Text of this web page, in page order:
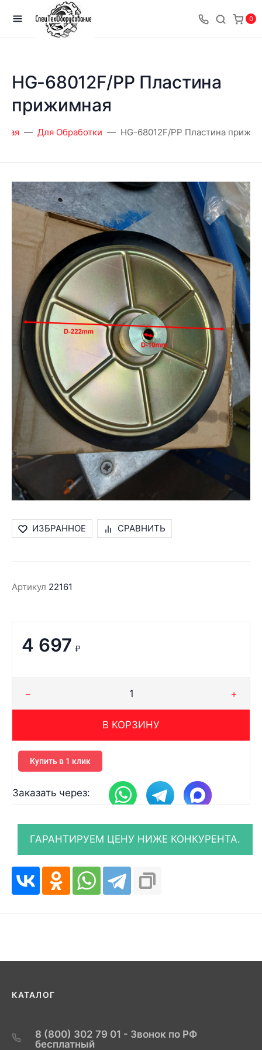
0
HG-68012F/PP Пластина
прижимная
Для Обработки HG-68012F/PP Пластина
ИЗБРАННОЕ СРАВНИТЬ
Артикул 22161
4 697 ₽
В КОРЗИНУ
Купить в 1 клик
Заказать через:
КАТАЛОГ
8 (800) 302 79 01 - Звонок по РФ
бесплатный